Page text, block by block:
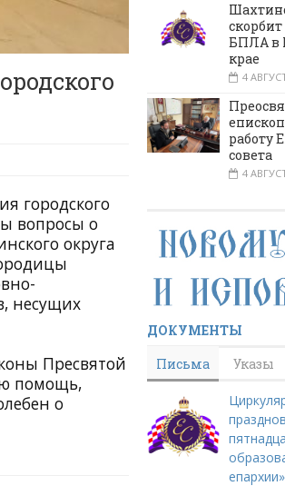
городского
вопросы о
округа
несущих
Пресвятой
помощь,
о
БПЛА в
крае
4
работу
совета
4
ДОКУМЕНТЫ
Письма
Указы
епархии»